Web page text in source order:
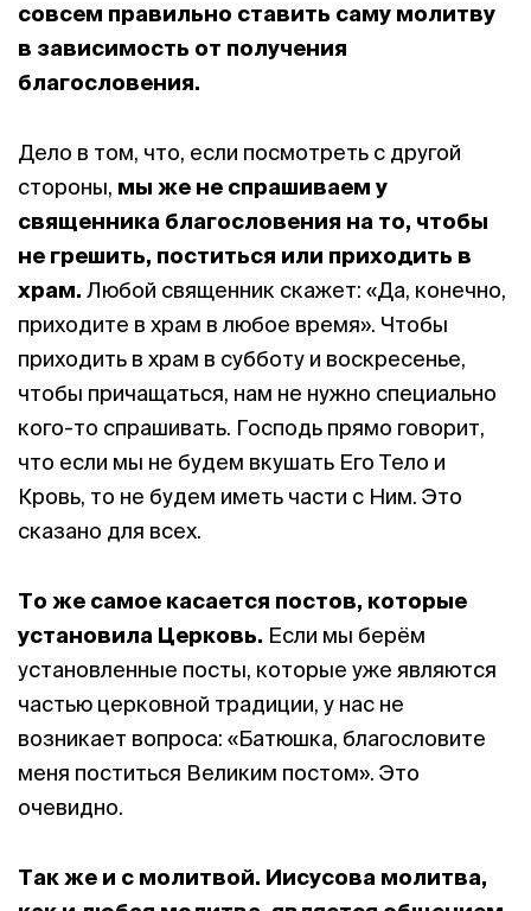
совсем правильно ставить саму молитву
в зависимость от получения
благословения.
Дело в том, что, если посмотреть с другой
стороны, мы же не спрашиваем у
священника благословения на то, чтобы
не грешить, поститься или приходить в
храм. Любой священник скажет: «Да, конечно,
приходите в храм в любое время». Чтобы
приходить в храм в субботу и воскресенье,
чтобы причащаться, нам не нужно специально
кого-то спрашивать. Господь прямо говорит,
что если мы не будем вкушать Его Тело и
Кровь, то не будем иметь части с Ним. Это
сказано для всех.
То же самое касается постов, которые
установила Церковь. Если мы берём
установленные посты, которые уже являются
частью церковной традиции, у нас не
возникает вопроса: «Батюшка, благословите
меня поститься Великим постом». Это
очевидно.
Так же и с молитвой. Иисусова молитва,